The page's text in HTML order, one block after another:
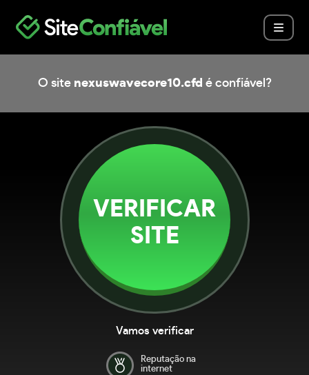
O site nexuswavecore10.cfd é confiável?
VERIFICAR
SITE
Vamos verificar
Reputação na
internet